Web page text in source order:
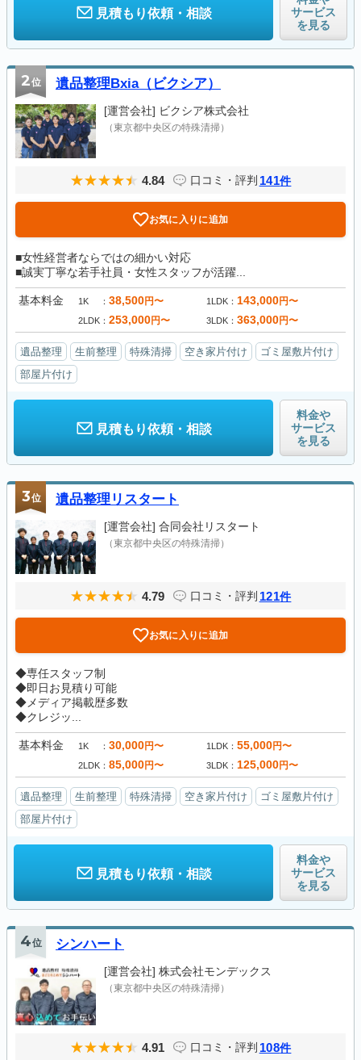
見積もり依頼・相談
サービス
を見る
2位 遺品整理Bxia（ビクシア）
[運営会社] ビクシア株式会社
（東京都中央区の特殊清掃）
4.84 口コミ・評判 141件
お気に入りに追加
■女性経営者ならではの細かい対応
■誠実丁寧な若手社員・女性スタッフが活躍...
基本料金 1K 38,500円〜 1LDK 143,000円〜
2LDK 253,000円〜 3LDK 363,000円〜
遺品整理 生前整理 特殊清掃 空き家片付け
ゴミ屋敷片付け
部屋片付け
見積もり依頼・相談
料金や
サービス
を見る
3位 遺品整理リスタート
[運営会社] 合同会社リスタート
（東京都中央区の特殊清掃）
4.79 口コミ・評判 121件
お気に入りに追加
◆専任スタッフ制
◆即日お見積り可能
◆メディア掲載歴多数
◆クレジッ...
基本料金 1K 30,000円〜 1LDK 55,000円〜
2LDK 85,000円〜 3LDK 125,000円〜
遺品整理 生前整理 特殊清掃 空き家片付け
ゴミ屋敷片付け
部屋片付け
見積もり依頼・相談
料金や
サービス
を見る
4位 シンハート
[運営会社] 株式会社モンデックス
（東京都中央区の特殊清掃）
4.91 口コミ・評判 108件